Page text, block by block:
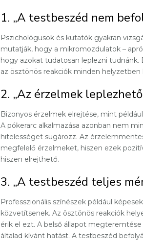
1. „A testbeszéd nem
Pszichológusok és kutatók gyakran
mutatják, hogy a mikromozdulatok –
hogy azokat tudatosan leplezni
az ösztönös reakciók minden
2. „Az érzelmek
Bizonyos érzelmek elrejtése, mint
A pókerarc alkalmazása azonban nem
hitelességet sugározz. Az
megfelelő érzelmeket, hiszen ezek
hiszen elrejthető.
3. „A testbeszéd teljes
Professzionális színészek például
közvetítsenek. Az ösztönös reakciók
érik el ezt. A belső állapot
általad kívánt hatást. A testbeszéd